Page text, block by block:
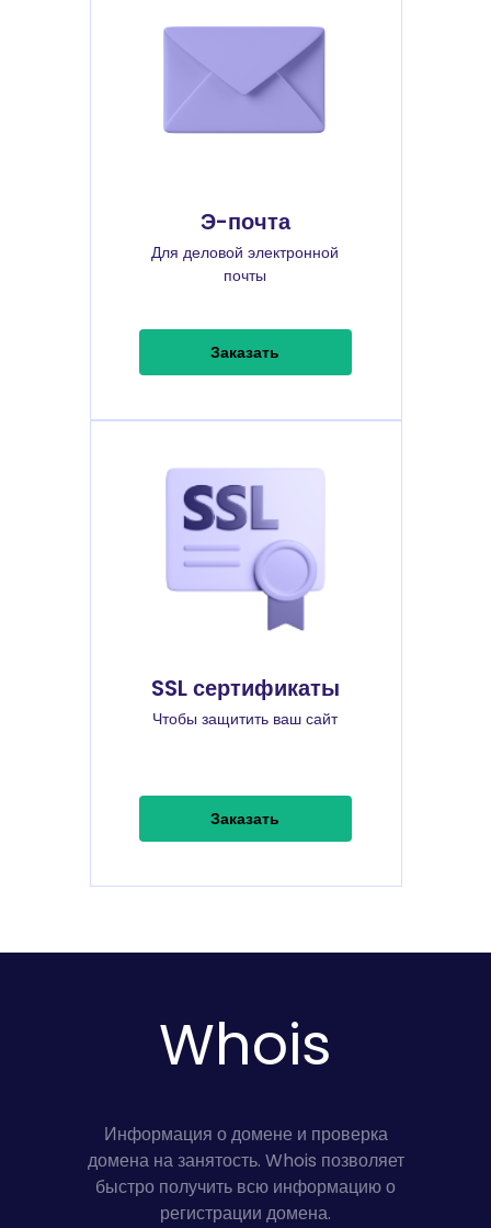
Э-почта
Для деловой электронной
почты
Заказать
SSL сертификаты
Чтобы защитить ваш сайт
Заказать
Whois
Информация о домене и проверка
домена на занятость. Whois позволяет
быстро получить всю информацию о
регистрации домена.